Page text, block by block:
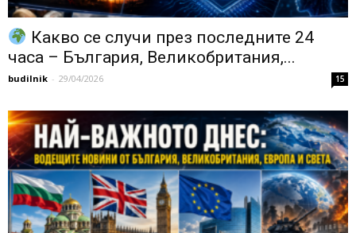
Какво се случи през последните 24
часа – България, Великобритания,...
budilnik - 29/04/2026 15